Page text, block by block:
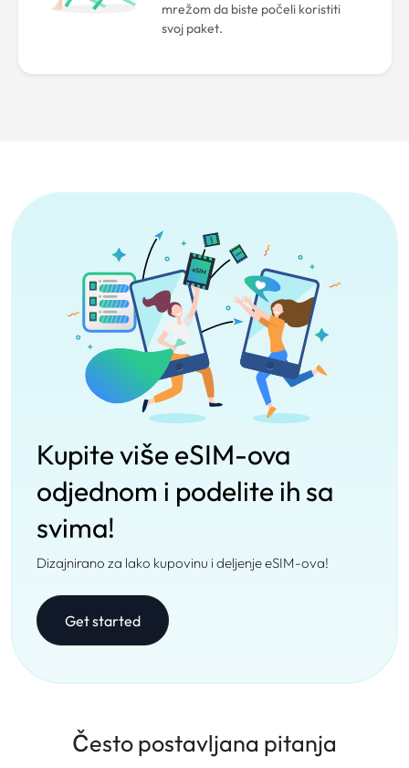
mrežom da biste počeli koristiti
svoj paket.
Kupite više eSIM-ova
odjednom i podelite ih sa
svima!
Dizajnirano za lako kupovinu i deljenje eSIM-ova!
Get started
Često postavljana pitanja